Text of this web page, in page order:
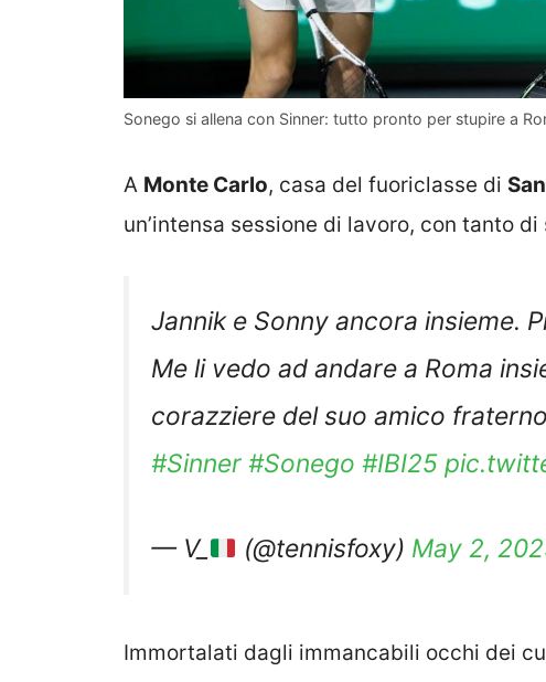
Sonego si allena con Sinner: tutto pronto per stupire a
A Monte Carlo, casa del fuoriclasse di
un’intensa sessione di lavoro, con tanto
Jannik e Sonny ancora insieme.
Me li vedo ad andare a Roma
corazziere del suo amico
#Sinner #Sonego #IBI25
— V_ (@tennisfoxy) May 2,
Immortalati dagli immancabili occhi dei